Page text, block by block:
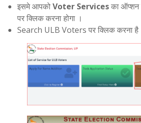
इसमे आपकोVoter Servicesका ऑप्शन
पर क्लिक करना होगा ।
Search ULB Voters पर क्लिक करना